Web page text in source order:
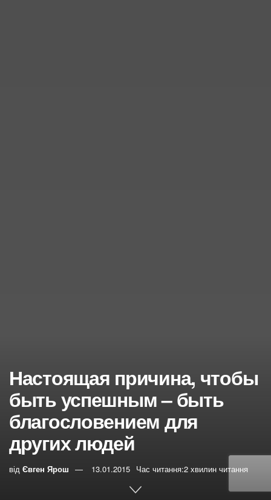
Настоящая причина, чтобы
быть успешным – быть
благословением для
других людей
від Євген Ярош 13.01.2015 Час читання:2 хвилин читання